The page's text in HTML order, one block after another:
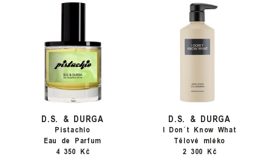
D.S. & DURGA
Pistachio
Eau de Parfum
4 350 Kč
D.S. & DURGA
I Don´t Know What
Tělové mléko
2 300 Kč